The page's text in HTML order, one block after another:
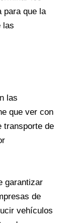
para que la
las
las
que ver con
transporte de
garantizar
de
vehículos